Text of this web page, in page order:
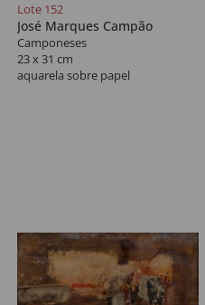
Lote 152
José Marques Campão
Camponeses
23 x 31 cm
aquarela sobre papel